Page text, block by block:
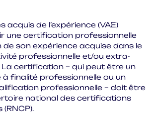
acquis de l’expérience (VAE)
une certification professionnelle
son expérience acquise dans le
professionnelle et/ou extra-
La certification – qui peut être un
à finalité professionnelle ou un
professionnelle – doit être
national des certifications